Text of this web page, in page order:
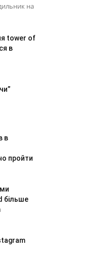
на
tower of
в
в
пройти
більше